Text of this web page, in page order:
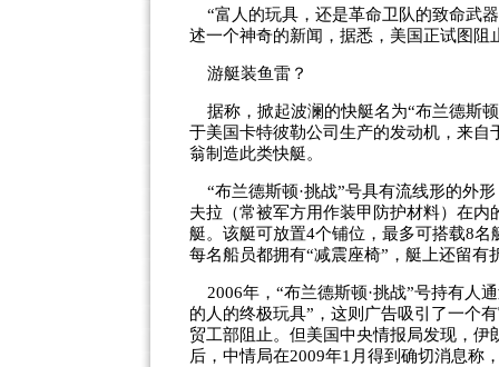
“富人的玩具，还是革命卫队的致命武
述一个神奇的新闻，据悉，美国正试图
游艇装鱼雷？
据称，掀起波澜的快艇名为“布兰德斯
于美国卡特彼勒公司生产的发动机，来自
翁制造此类快艇。
“布兰德斯顿·挑战”号具有流线形的外
夫拉（常被军方用作装甲防护材料）在
艇。该艇可放置4个铺位，最多可搭载8
每名船员都拥有“减震座椅”，艇上还留
2006年，“布兰德斯顿·挑战”号持有人
的人的终极玩具”，这则广告吸引了一个
贸工部阻止。但美国中央情报局发现，伊
后，中情局在2009年1月得到确切消息称